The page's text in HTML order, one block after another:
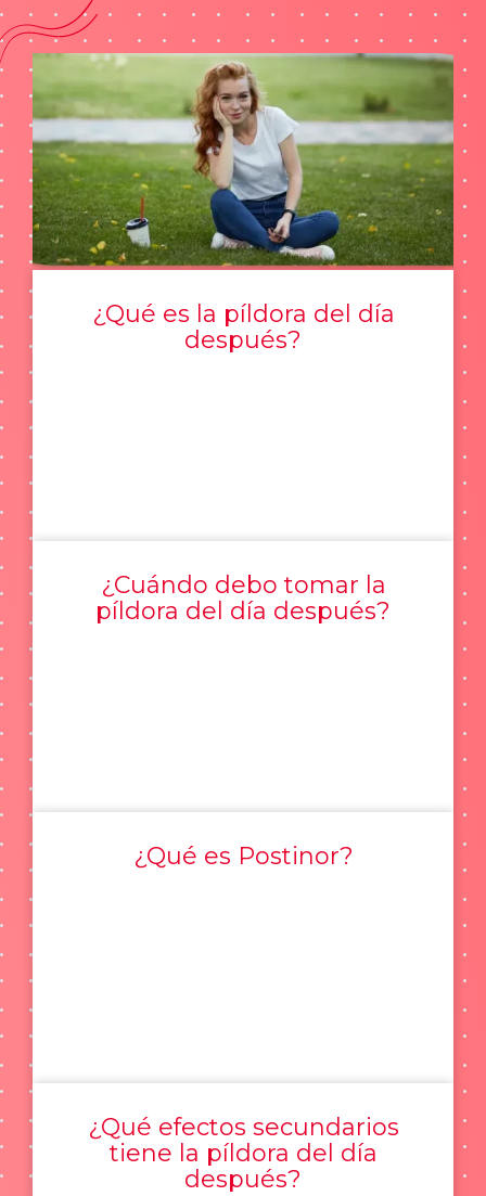
¿Qué es la píldora del día
después?
¿Cuándo debo tomar la
píldora del día después?
¿Qué es Postinor?
¿Qué efectos secundarios
tiene la píldora del día
después?